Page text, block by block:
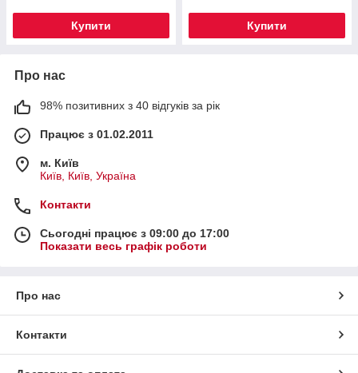
Купити Купити
Про нас
98% позитивних з 40 відгуків за рік
Працює з 01.02.2011
м. Київ
Київ, Київ, Україна
Контакти
Сьогодні працює з 09:00 до 17:00
Показати весь графік роботи
Про нас
Контакти